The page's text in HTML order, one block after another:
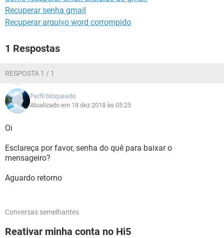
Recuperar senha gmail
Recuperar arquivo word corrompido
1 Respostas
RESPOSTA 1 / 1
Perfil bloqueado
Atualizado em 18 dez 2018 às 05:25
Oi
Esclareça por favor, senha do quê para baixar o
mensageiro?
Aguardo retorno
Conversas semelhantes
Reativar minha conta no Hi5